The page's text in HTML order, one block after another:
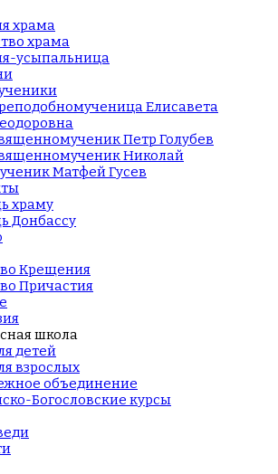
храма
храма
усыпальница
Елисавета
Петр Голубев
Николай
Матфей Гусев
храму
Донбассу
Крещения
Причастия
школа
детей
взрослых
объединение
Богословские курсы